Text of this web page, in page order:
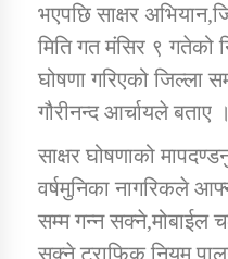
भएपछि साक्षर
मिति गत मंसिर ९ गतेको
घोषणा गरिएको जिल्ला
गौरीनन्द आर्चायले बताए ।
साक्षर घोषणाको
वर्षमुनिका नागरिकले
सम्म गन्न सक्ने,मोबाईल
सक्ने,ट्राफिक नियम